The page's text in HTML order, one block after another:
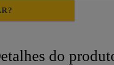
do